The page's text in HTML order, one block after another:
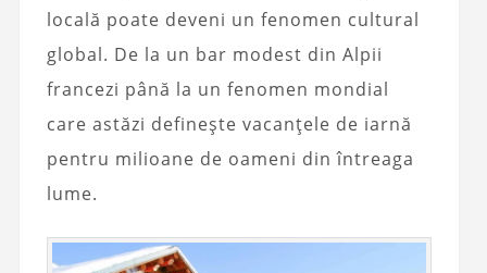
locală poate deveni un fenomen cultural
global. De la un bar modest din Alpii
francezi până la un fenomen mondial
care astăzi definește vacanțele de iarnă
pentru milioane de oameni din întreaga
lume.